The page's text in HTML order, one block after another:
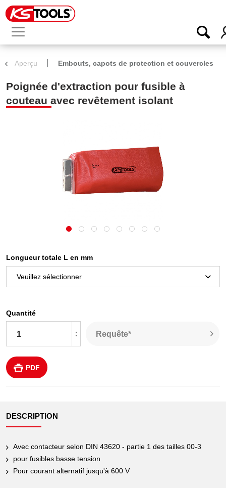
Aperçu Embouts, capots de protection et couvercles
Poignée d'extraction pour fusible à
couteau avec revêtement isolant
Longueur totale L en mm
Quantité
Requête*
PDF
DESCRIPTION
Avec contacteur selon DIN 43620 - partie 1 des tailles 00-3
pour fusibles basse tension
Pour courant alternatif jusqu'à 600 V